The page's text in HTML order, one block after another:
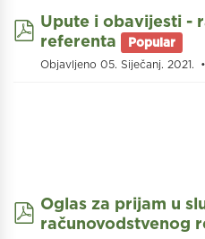
pdf
Upute i obavijesti -
referenta
Popular
Objavljeno 05. Siječanj. 2021.
pdf
Oglas za prijam u
računovodstvenog